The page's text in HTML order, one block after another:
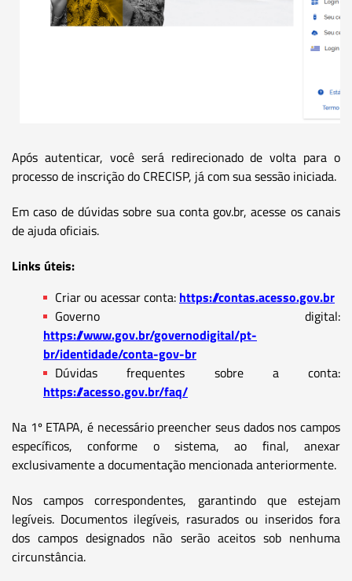
Após autenticar, você será redirecionado de volta para o
processo de inscrição do CRECISP, já com sua sessão iniciada.
Em caso de dúvidas sobre sua conta gov.br, acesse os canais
de ajuda oficiais.
Links úteis:
Criar ou acessar conta: https://contas.acesso.gov.br
Governo digital:
https://www.gov.br/governodigital/pt-
br/identidade/conta-gov-br
Dúvidas frequentes sobre a conta:
https://acesso.gov.br/faq/
Na 1º ETAPA, é necessário preencher seus dados nos campos
específicos, conforme o sistema, ao final, anexar
exclusivamente a documentação mencionada anteriormente.
Nos campos correspondentes, garantindo que estejam
legíveis. Documentos ilegíveis, rasurados ou inseridos fora
dos campos designados não serão aceitos sob nenhuma
circunstância.